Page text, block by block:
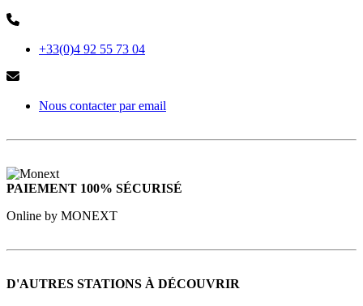
+33(0)4 92 55 73 04
Nous contacter par email
PAIEMENT 100% SÉCURISÉ
Online by MONEXT
D'AUTRES STATIONS À DÉCOUVRIR